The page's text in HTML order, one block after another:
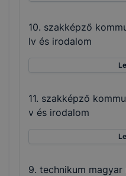
10. szakképző
lv és irodalom
11. szakképző
v és irodalom
9. technikum